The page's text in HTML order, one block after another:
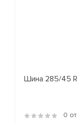
Шина 285/45
0